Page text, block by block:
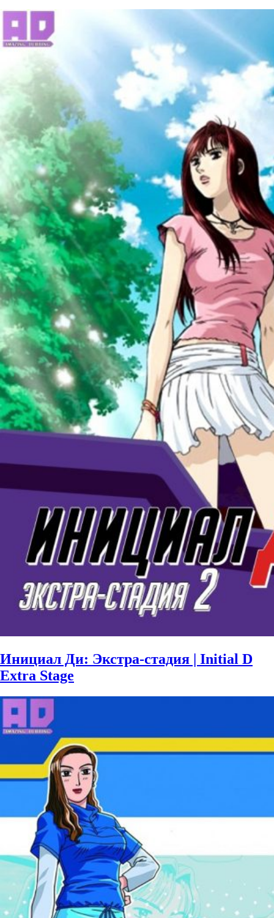
Инициал Ди: Экстра-стадия | Initial D
Extra Stage